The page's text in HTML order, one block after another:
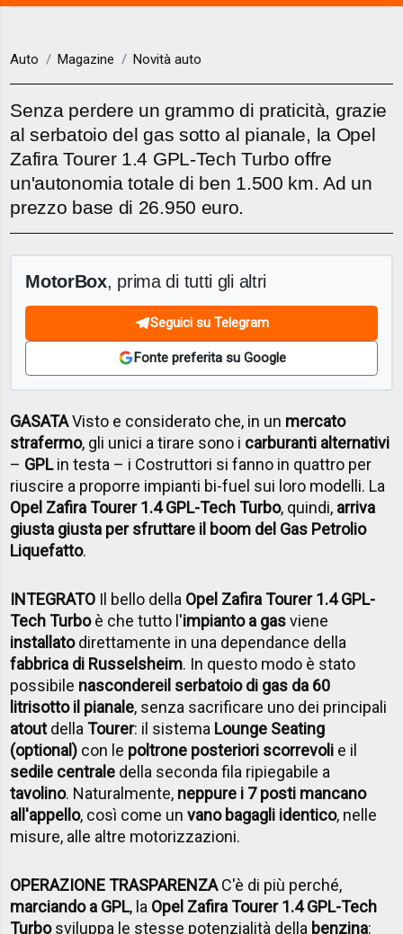
Auto Magazine Novità auto
Senza perdere un grammo di praticità, grazie
al serbatoio del gas sotto al pianale, la Opel
Zafira Tourer 1.4 GPL-Tech Turbo offre
un'autonomia totale di ben 1.500 km. Ad un
prezzo base di 26.950 euro.
MotorBox, prima di tutti gli altri
Seguici su Telegram
Fonte preferita su Google
GASATAVisto e considerato che, in un mercato
strafermo, gli unici a tirare sono i carburanti alternativi
– GPLin testa – i Costruttori si fanno in quattro per
riuscire a proporre impianti bi-fuel sui loro modelli. La
Opel Zafira Tourer 1.4 GPL-Tech Turbo, quindi, arriva
giusta giusta per sfruttare il boom del Gas Petrolio
Liquefatto.
INTEGRATO Il bello della Opel Zafira Tourer 1.4 GPL-
Tech Turboè che tutto l'impianto a gasviene
installatodirettamente in una dependance della
fabbrica di Russelsheim. In questo modo è stato
possibile nascondereil serbatoio di gas da 60
litrisotto il pianale, senza sacrificare uno dei principali
atoutdellaTourer: il sistema Lounge Seating
(optional) con le poltrone posteriori scorrevoli e il
sedile centrale della seconda fila ripiegabile a
tavolino. Naturalmente, neppure i 7 posti mancano
all'appello, così come unvano bagagli identico, nelle
misure, alle altre motorizzazioni.
OPERAZIONE TRASPARENZAC'è di più perché,
marciando a GPL, la Opel Zafira Tourer 1.4 GPL-Tech
Turbosviluppa le stesse potenzialità della benzina: